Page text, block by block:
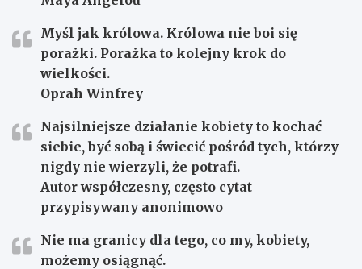
Myśl jak królowa. Królowa nie boi się
porażki. Porażka to kolejny krok do
wielkości.
Oprah Winfrey
Najsilniejsze działanie kobiety to kochać
siebie, być sobą i świecić pośród tych, którzy
nigdy nie wierzyli, że potrafi.
Autor współczesny, często cytat
przypisywany anonimowo
Nie ma granicy dla tego, co my, kobiety,
możemy osiągnąć.